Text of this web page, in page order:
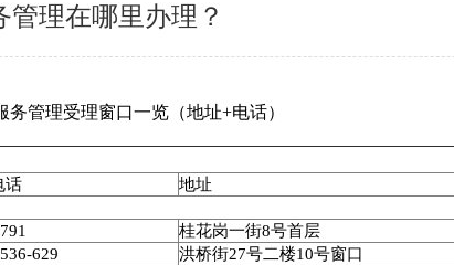
管理在哪里办理？
管理受理窗口一览（地址+电话）
话
地址
桂花岗一街8号首层
629 洪桥街27号二楼10号窗口